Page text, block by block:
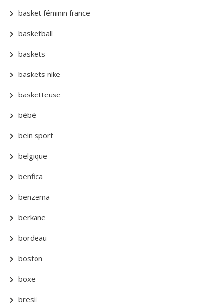
basket féminin france
basketball
baskets
baskets nike
basketteuse
bébé
bein sport
belgique
benfica
benzema
berkane
bordeau
boston
boxe
bresil